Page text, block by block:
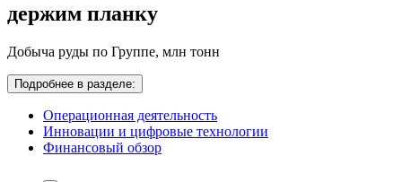
держим планку
Добыча руды по Группе, млн тонн
Подробнее в разделе:
Операционная деятельность
Инновации и цифровые технологии
Финансовый обзор